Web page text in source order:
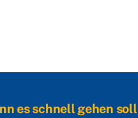
es schnell gehen soll